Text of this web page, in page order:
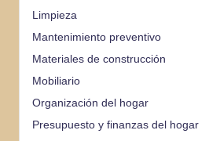
Limpieza
Mantenimiento preventivo
Materiales de construcción
Mobiliario
Organización del hogar
Presupuesto y finanzas del hogar